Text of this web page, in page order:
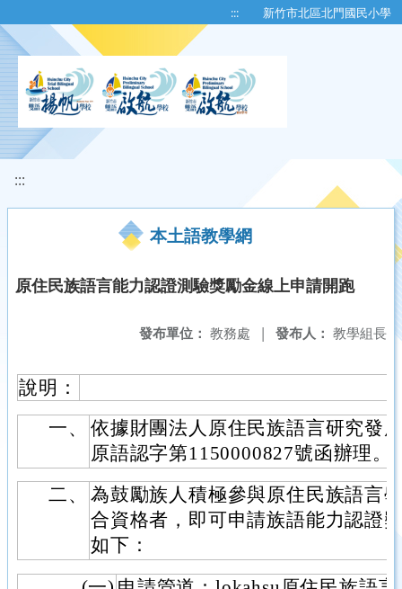
::: 新竹市北區北門國民小學
:::
本土語教學網
原住民族語言能力認證測驗獎勵金線上申請開跑
發布人： 教學組長
發布單位： 教務處 |
說明：
一、
依據財團法人原住民族語言研究發
原語認字第1150000827號函辦理。
二、
為鼓勵族人積極參與原住民族語言
合資格者，即可申請族語能力認證
如下：